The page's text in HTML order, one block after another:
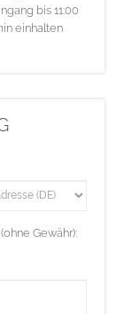
bis 11:00
einhalten
Gewähr):